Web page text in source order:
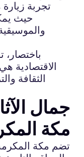
تجربة زيارة
حيث
باختصار،
الاقتصادية
الثقافة
جمال
مكة
تضم مكة المكرمة